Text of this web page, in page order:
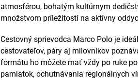
atmosférou, bohatým kultúrnym
množstvom príležitostí na aktívny
Cestovný sprievodca Marco Polo je
cestovateľov, páry aj milovníkov
formátu ho môžete mať vždy po ruke
pamiatok, ochutnávania regionálnych